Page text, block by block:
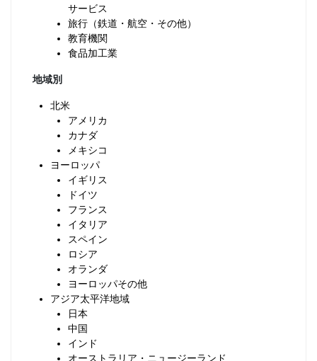
サービス
旅行（鉄道・航空・その他）
教育機関
食品加工業
地域別
北米
アメリカ
カナダ
メキシコ
ヨーロッパ
イギリス
ドイツ
フランス
イタリア
スペイン
ロシア
オランダ
ヨーロッパその他
アジア太平洋地域
日本
中国
インド
オーストラリア・ニュージーランド